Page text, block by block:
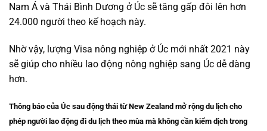
Nam Á và Thái Bình Dương ở Úc sẽ tăng gấp đôi lên hơn
24.000 người theo kế hoạch này.
Nhờ vậy, lượng Visa nông nghiệp ở Úc mới nhất 2021 này
sẽ giúp cho nhiều lao động nông nghiệp sang Úc dễ dàng
hơn.
Thông báo của Úc sau động thái từ New Zealand mở rộng du lịch cho
phép người lao động đi du lịch theo mùa mà không cần kiểm dịch trong